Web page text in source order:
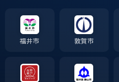
福井市 敦賀市